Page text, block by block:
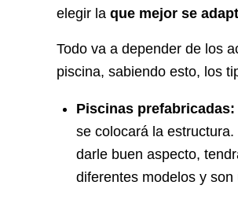
elegir la que mejor se
Todo va a depender de los
piscina, sabiendo esto, los
Piscinas prefabricadas:
se colocará la estructura.
darle buen aspecto,
diferentes modelos y